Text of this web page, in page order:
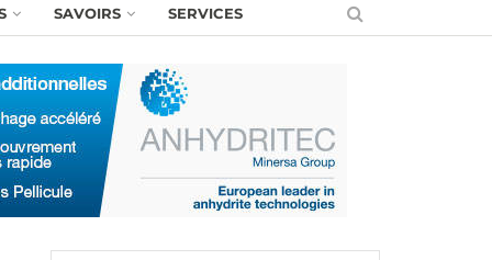
SAVOIRS SERVICES